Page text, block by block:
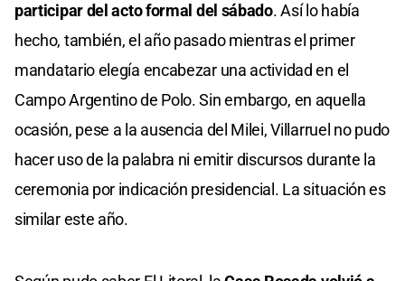
participar del acto formal del sábado. Así lo había
hecho, también, el año pasado mientras el primer
mandatario elegía encabezar una actividad en el
Campo Argentino de Polo. Sin embargo, en aquella
ocasión, pese a la ausencia del Milei, Villarruel no pudo
hacer uso de la palabra ni emitir discursos durante la
ceremonia por indicación presidencial. La situación es
similar este año.